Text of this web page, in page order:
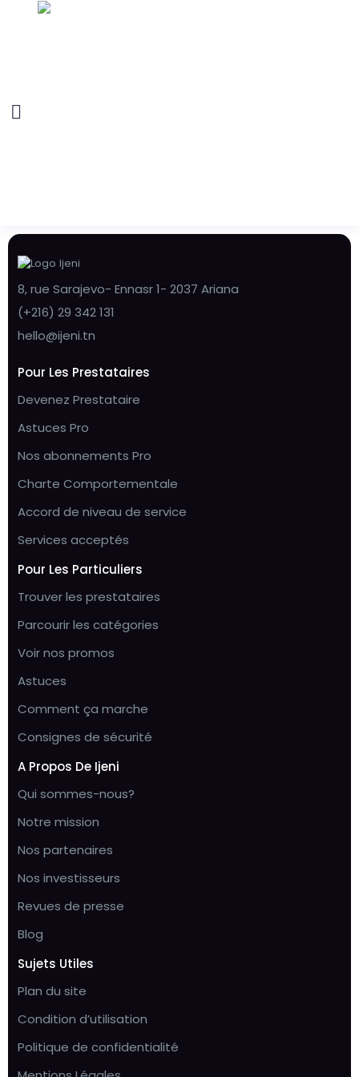
8, rue Sarajevo- Ennasr 1- 2037 Ariana
(+216) 29 342 131
hello@ijeni.tn
Pour Les Prestataires
Devenez Prestataire
Astuces Pro
Nos abonnements Pro
Charte Comportementale
Accord de niveau de service
Services acceptés
Pour Les Particuliers
Trouver les prestataires
Parcourir les catégories
Voir nos promos
Astuces
Comment ça marche
Consignes de sécurité
A Propos De Ijeni
Qui sommes-nous?
Notre mission
Nos partenaires
Nos investisseurs
Revues de presse
Blog
Sujets Utiles
Plan du site
Condition d’utilisation
Politique de confidentialité